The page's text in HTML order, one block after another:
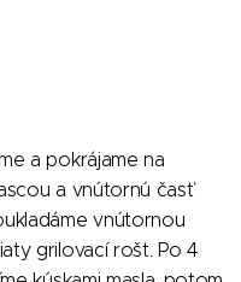
a pokrájame na
a vnútornú časť
vnútornou
grilovací rošt. Po 4